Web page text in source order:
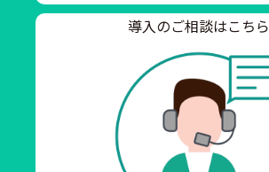
導入のご相談はこちら